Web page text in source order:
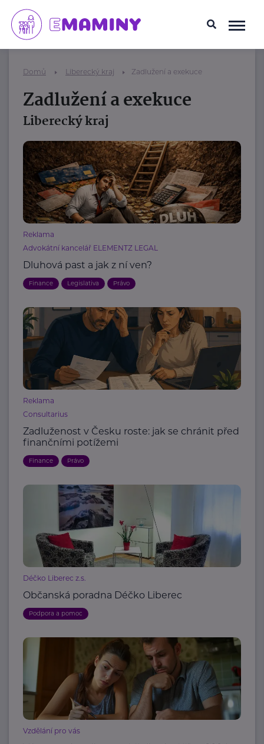
Domů Liberecký kraj Zadlužení a exekuce
Zadlužení a exekuce
Liberecký kraj
Reklama
Advokátní kancelář ELEMENTZ LEGAL
Dluhová past a jak z ní ven?
Finance Legislativa Právo
Reklama
Consultarius
Zadluženost v Česku roste: jak se chránit před
finančními potížemi
Finance Právo
Déčko Liberec z.s.
Občanská poradna Déčko Liberec
Podpora a pomoc
Vzdělání pro vás